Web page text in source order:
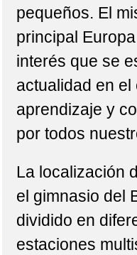
pequeños. El
principal
interés que se
actualidad en
aprendizaje y
por todos
La localización
el gimnasio del
dividido en
estaciones